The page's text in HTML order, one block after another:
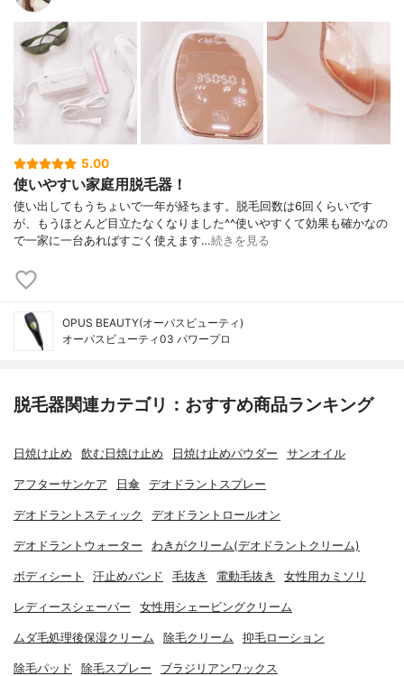
5.00
使いやすい家庭用脱毛器！
使い出してもうちょいで一年が経ちます。脱毛回数は6回くらいです
が、もうほとんど目立たなくなりました^^使いやすくて効果も確かなの
で一家に一台あればすごく使えます…続きを見る
OPUS BEAUTY(オーパスビューティ)
オーパスビューティ03 パワープロ
脱毛器関連カテゴリ：おすすめ商品ランキング
日焼け止め 飲む日焼け止め 日焼け止めパウダー サンオイル
アフターサンケア 日傘 デオドラントスプレー
デオドラントスティック デオドラントロールオン
デオドラントウォーター わきがクリーム(デオドラントクリーム)
ボディシート 汗止めバンド 毛抜き 電動毛抜き 女性用カミソリ
レディースシェーバー 女性用シェービングクリーム
ムダ毛処理後保湿クリーム 除毛クリーム 抑毛ローション
除毛パッド 除毛スプレー ブラジリアンワックス